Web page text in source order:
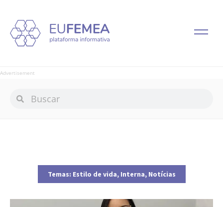
Advertisement
Temas: Estilo de vida, Interna, Notícias